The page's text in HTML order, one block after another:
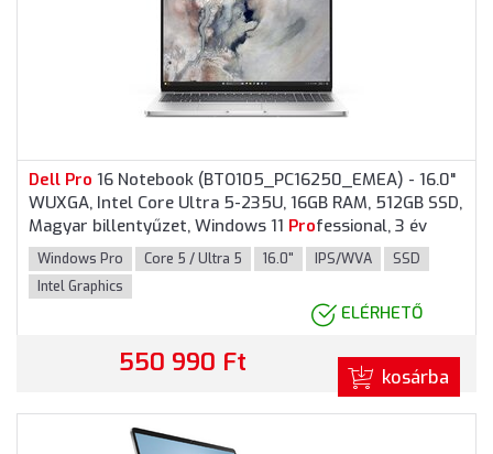
Dell Pro 16 Notebook (BTO105_PC16250_EMEA) - 16.0"
WUXGA, Intel Core Ultra 5-235U, 16GB RAM, 512GB SSD,
Magyar billentyűzet, Windows 11 Professional, 3 év
garancia, Platinaszürke színben
Windows Pro Core 5 / Ultra 5 16.0" IPS/WVA
SSD
Intel Graphics
ELÉRHETŐ
550 990 Ft kosárba